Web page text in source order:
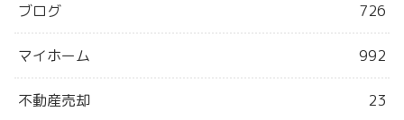
ブログ 726
マイホーム 992
不動産売却 23